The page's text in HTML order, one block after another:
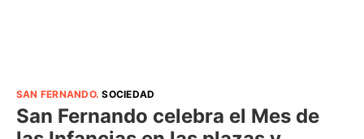
SAN FERNANDO.SOCIEDAD
San Fernando celebra el Mes de